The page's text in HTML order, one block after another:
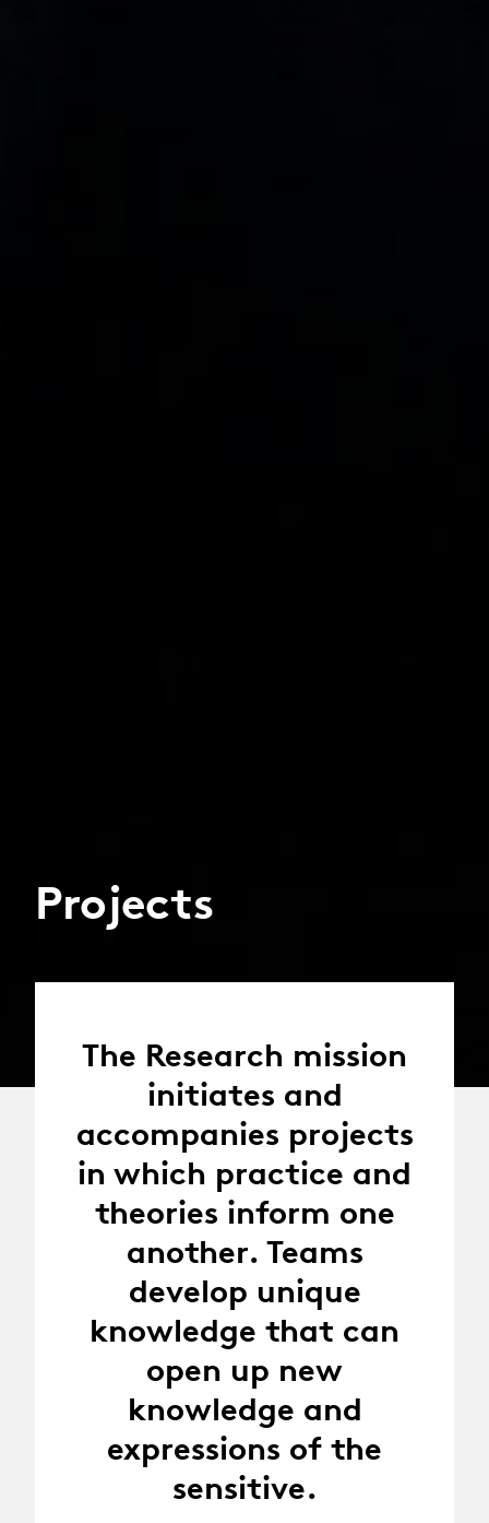
Projects
The Research mission
initiates and
accompanies projects
in which practice and
theories inform one
another. Teams
develop unique
knowledge that can
open up new
knowledge and
expressions of the
sensitive.